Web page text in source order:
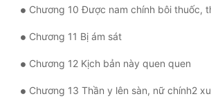
Chương 10 Được nam chính bôi thuốc, thụ
Chương 11 Bị ám sát
Chương 12 Kịch bản này quen quen
Chương 13 Thần y lên sàn, nữ chính2